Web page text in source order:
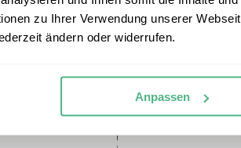
zu Ihrer Verwendung unserer
ändern oder widerrufen.
Anpassen